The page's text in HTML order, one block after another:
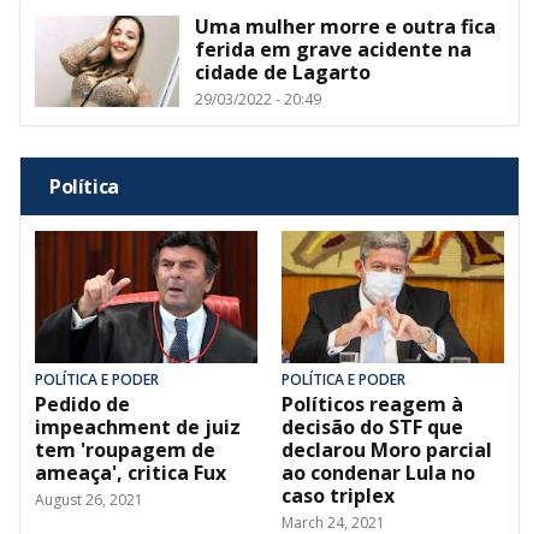
Uma mulher morre e outra fica
ferida em grave acidente na
cidade de Lagarto
29/03/2022 - 20:49
Política
POLÍTICA E PODER
Pedido de
impeachment de juiz
tem 'roupagem de
ameaça', critica Fux
August 26, 2021
POLÍTICA E PODER
Políticos reagem à
decisão do STF que
declarou Moro parcial
ao condenar Lula no
caso triplex
March 24, 2021